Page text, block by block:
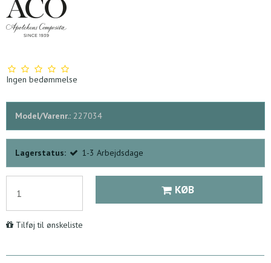
Ingen bedømmelse
Model/Varenr.: 227034
Lagerstatus: 1-3 Arbejdsdage
KØB
Tilføj til ønskeliste